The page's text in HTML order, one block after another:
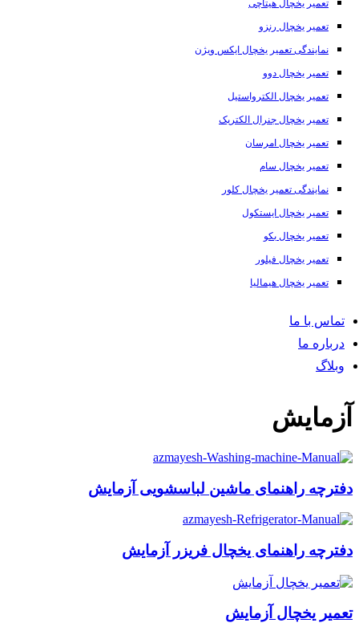
تعمیر یخچال هیتاچی
تعمیر یخچال رنزو
نمایندگی تعمیر یخچال ایکس ویژن
تعمیر یخچال دوو
تعمیر یخچال الکترواستیل
تعمیر یخچال جنرال الکتریک
تعمیر یخچال امرسان
تعمیر یخچال سام
نمایندگی تعمیر یخچال کلور
تعمیر یخچال ایستکول
تعمیر یخچال بکو
تعمیر یخچال فیلور
تعمیر یخچال هیمالیا
تماس با ما
درباره ما
وبلاگ
آزمایش
دفترچه راهنمای ماشین لباسشویی آزمایش
دفترچه راهنمای یخچال فریزر آزمایش
تعمیر یخچال آزمایش